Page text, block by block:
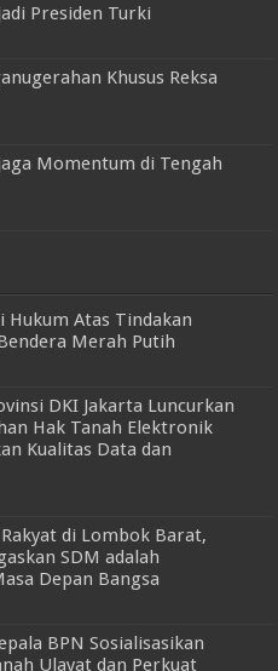
Presiden Turki
Khusus Reksa
Momentum di Tengah
Hukum Atas Tindakan
Merah Putih
DKI Jakarta Luncurkan
Hak Tanah Elektronik
Kualitas Data dan
di Lombok Barat,
SDM adalah
Depan Bangsa
BPN Sosialisasikan
Ulayat dan Perkuat